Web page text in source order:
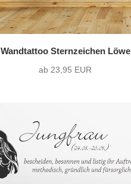
Wandtattoo Sternzeichen Löwe
ab 23,95 EUR